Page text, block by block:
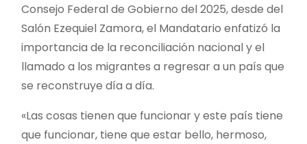
Consejo Federal de Gobierno del 2025, desde del
Salón Ezequiel Zamora, el Mandatario enfatizó la
importancia de la reconciliación nacional y el
llamado a los migrantes a regresar a un país que
se reconstruye día a día.
«Las cosas tienen que funcionar y este país tiene
que funcionar, tiene que estar bello, hermoso,